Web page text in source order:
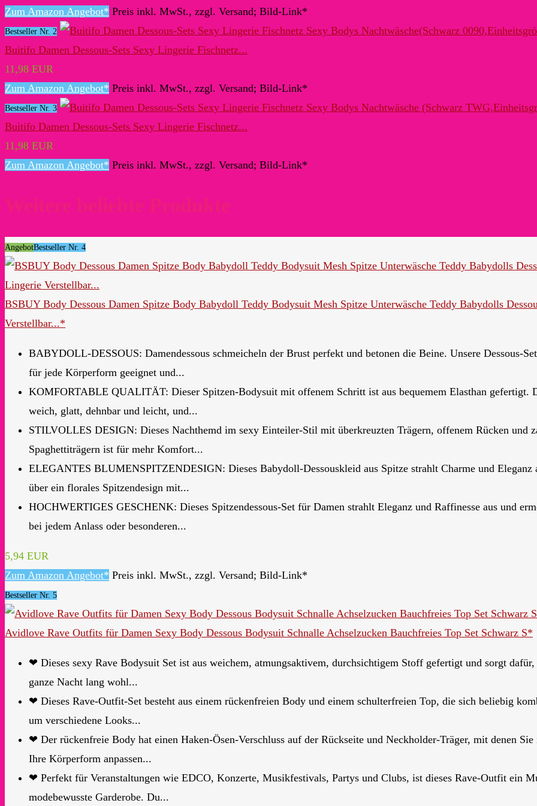
Zum Amazon Angebot* Preis inkl. MwSt., zzgl. Versand; Bild-Link*
Bestseller Nr. 2
Buitifo Damen Dessous-Sets Sexy Lingerie Fischnetz...
11,98 EUR
Zum Amazon Angebot* Preis inkl. MwSt., zzgl. Versand; Bild-Link*
Bestseller Nr. 3
Buitifo Damen Dessous-Sets Sexy Lingerie Fischnetz...
11,98 EUR
Zum Amazon Angebot* Preis inkl. MwSt., zzgl. Versand; Bild-Link*
Weitere beliebte Produkte
AngebotBestseller Nr. 4
BSBUY Body Dessous Damen Spitze Body Babydoll Teddy Bodysuit Mesh Spitze Unterwäsche Teddy Babydolls
Verstellbar...*
BABYDOLL-DESSOUS: Damendessous schmeicheln der Brust perfekt und betonen die Beine. Unsere Dessous-
für jede Körperform geeignet und...
KOMFORTABLE QUALITÄT: Dieser Spitzen-Bodysuit mit offenem Schritt ist aus bequemem Elasthan gefertigt.
weich, glatt, dehnbar und leicht, und...
STILVOLLES DESIGN: Dieses Nachthemd im sexy Einteiler-Stil mit überkreuzten Trägern, offenem Rücken und
Spaghettiträgern ist für mehr Komfort...
ELEGANTES BLUMENSPITZENDESIGN: Dieses Babydoll-Dessouskleid aus Spitze strahlt Charme und Eleganz
über ein florales Spitzendesign mit...
HOCHWERTIGES GESCHENK: Dieses Spitzendessous-Set für Damen strahlt Eleganz und Raffinesse aus und
bei jedem Anlass oder besonderen...
5,94 EUR
Zum Amazon Angebot* Preis inkl. MwSt., zzgl. Versand; Bild-Link*
Bestseller Nr. 5
Avidlove Rave Outfits für Damen Sexy Body Dessous Bodysuit Schnalle Achselzucken Bauchfreies Top Set Schwarz S*
❤ Dieses sexy Rave Bodysuit Set ist aus weichem, atmungsaktivem, durchsichtigem Stoff gefertigt und sorgt dafür,
ganze Nacht lang wohl...
❤ Dieses Rave-Outfit-Set besteht aus einem rückenfreien Body und einem schulterfreien Top, die sich beliebig
um verschiedene Looks...
❤ Der rückenfreie Body hat einen Haken-Ösen-Verschluss auf der Rückseite und Neckholder-Träger, mit denen Sie
Ihre Körperform anpassen...
❤ Perfekt für Veranstaltungen wie EDCO, Konzerte, Musikfestivals, Partys und Clubs, ist dieses Rave-Outfit ein
modebewusste Garderobe. Du...